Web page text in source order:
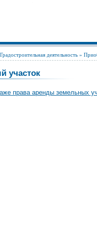
Градостроительная деятельность »
участок
права аренды земельных